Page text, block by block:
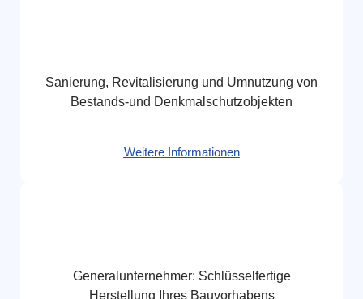
Sanierung, Revitalisierung und Umnutzung von
Bestands-und Denkmalschutzobjekten
Weitere Informationen
Generalunternehmer: Schlüsselfertige
Herstellung Ihres Bauvorhabens